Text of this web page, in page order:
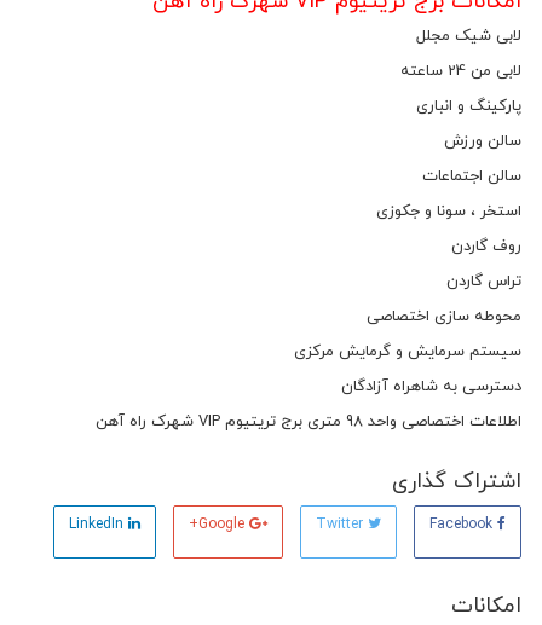
لابی شیک مجلل
لابی من 24 ساعته
پارکینگ و انباری
سالن ورزش
سالن اجتماعات
استخر ، سونا و جکوزی
روف گاردن
تراس گاردن
محوطه سازی اختصاصی
سیستم سرمایش و گرمایش مرکزی
دسترسی به شاهراه آزادگان
اطلاعات اختصاصی واحد 98 متری برج تریتیوم VIP شهرک راه آهن
اشتراک گذاری
Twitter
Google+
LinkedIn
امکانات